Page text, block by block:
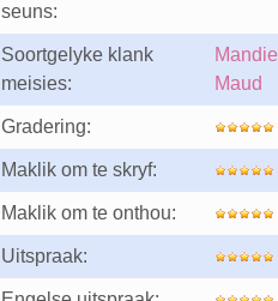
seuns:
Soortgelyke klank
meisies:
Mandie
Maud
Gradering:
Maklik om te skryf:
Maklik om te onthou:
Uitspraak: